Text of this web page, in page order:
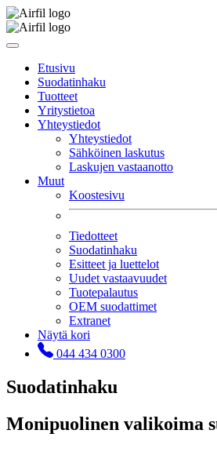
Etusivu
Suodatinhaku
Tuotteet
Yritystietoa
Yhteystiedot
Yhteystiedot
Sähköinen laskutus
Laskujen vastaanotto
Muut
Koostesivu
Tiedotteet
Suodatinhaku
Esitteet ja luettelot
Uudet vastaavuudet
Tuotepalautus
OEM suodattimet
Extranet
Näytä kori
044 434 0300
Suodatinhaku
Monipuolinen valikoima